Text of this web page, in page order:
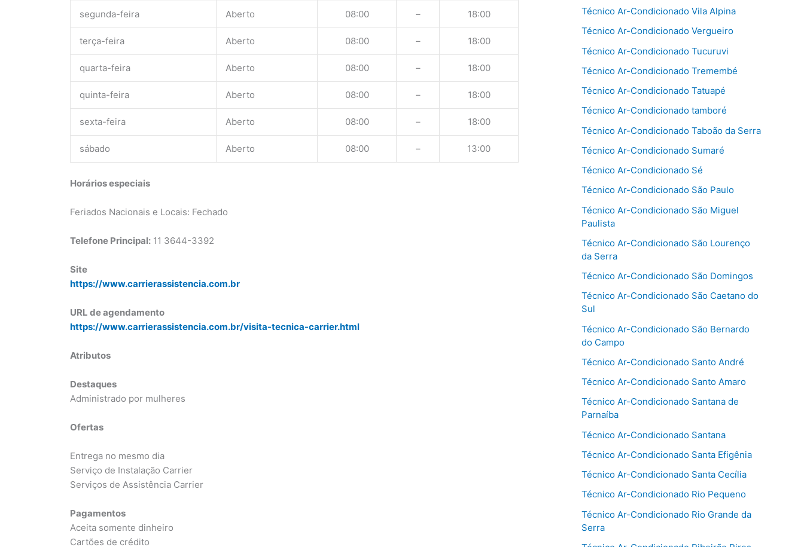
segunda-feira Aberto 08:00 – 18:00
terça-feira Aberto 08:00 – 18:00
quarta-feira Aberto 08:00 – 18:00
quinta-feira Aberto 08:00 – 18:00
sexta-feira Aberto 08:00 – 18:00
sábado Aberto 08:00 – 13:00
Horários especiais
Feriados Nacionais e Locais: Fechado
Telefone Principal: 11 3644-3392
Site
https://www.carrierassistencia.com.br
URL de agendamento
https://www.carrierassistencia.com.br/visita-tecnica-carrier.html
Atributos
Destaques
Administrado por mulheres
Ofertas
Entrega no mesmo dia
Serviço de Instalação Carrier
Serviços de Assistência Carrier
Pagamentos
Aceita somente dinheiro
Cartões de crédito
Técnico Ar-Condicionado Vila Alpina
Técnico Ar-Condicionado Vergueiro
Técnico Ar-Condicionado Tucuruvi
Técnico Ar-Condicionado Tremembé
Técnico Ar-Condicionado Tatuapé
Técnico Ar-Condicionado tamboré
Técnico Ar-Condicionado Taboão da Serra
Técnico Ar-Condicionado Sumaré
Técnico Ar-Condicionado Sé
Técnico Ar-Condicionado São Paulo
Técnico Ar-Condicionado São Miguel
Paulista
Técnico Ar-Condicionado São Lourenço
da Serra
Técnico Ar-Condicionado São Domingos
Técnico Ar-Condicionado São Caetano do
Sul
Técnico Ar-Condicionado São Bernardo
do Campo
Técnico Ar-Condicionado Santo André
Técnico Ar-Condicionado Santo Amaro
Técnico Ar-Condicionado Santana de
Parnaíba
Técnico Ar-Condicionado Santana
Técnico Ar-Condicionado Santa Efigênia
Técnico Ar-Condicionado Santa Cecília
Técnico Ar-Condicionado Rio Pequeno
Técnico Ar-Condicionado Rio Grande da
Serra